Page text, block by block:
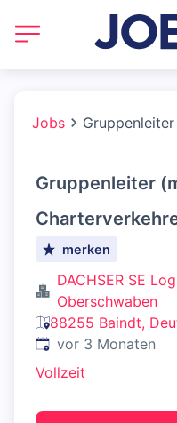
Jobs
Gruppenleiter
merken
DACHSER SE
Oberschwaben
88255 Baindt,
Veröffentlicht:
vor 3 Monaten
Vollzeit